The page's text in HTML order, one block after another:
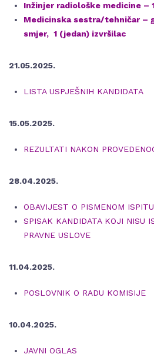
Inžinjer radiološke medicine –
Medicinska sestra/tehničar –
smjer, 1 (jedan) izvršilac
21.05.2025.
LISTA USPJEŠNIH KANDIDATA
15.05.2025.
REZULTATI NAKON
28.04.2025.
OBAVIJEST O PISMENOM ISPITU
SPISAK KANDIDATA KOJI NISU
PRAVNE USLOVE
11.04.2025.
POSLOVNIK O RADU KOMISIJE
10.04.2025.
JAVNI OGLAS